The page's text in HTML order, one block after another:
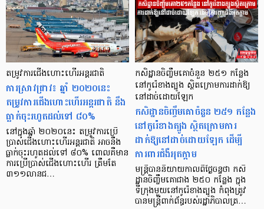
តម្រូវការ​ជើងហោះហើរអន្តរជាតិ
ការស្រាវជ្រាវ៖ ឆ្នាំ ២០២០នេះ
តម្រូវការជើងហោះហើរអន្តរជាតិ នឹង
ធ្លាក់ចុះរហូតដល់ទៅ ៨០%
នៅក្នុងឆ្នាំ ២០២០នេះ តម្រូវការប្រើ
ប្រាស់ជើងហោះហើរអន្តរជាតិ អាចនឹង
ធ្លាក់ចុះរហូតដល់ទៅ ៨០% ពោលគឺមាន
ការប្រើប្រាស់ជើងហោះហើរ ត្រឹមតែ
៣១១លានជ…
កសិដ្ឋានចិញ្ចឹមគោចំនួន ២៥១ កន្លែង
នៅកូរ៉េខាងត្បូង ស្ថិតក្រោមការដាក់ឱ្យ
នៅដាច់ដោយឡែក
កសិដ្ឋានចិញ្ចឹមគោចំនួន ២៥១ កន្លែង
នៅកូរ៉េខាងត្បូង ស្ថិតក្រោមការ
ដាក់ឱ្យនៅដាច់ដោយឡែក ដើម្បី
ការពារជំងឺអុតក្ដាម
មន្ត្រីបាននិយាយកាលពីថ្ងៃចន្ទថា កសិ
ដ្ឋានចិញ្ចឹមគោជាង ២៥០ កន្លែង ក្នុង
ទីក្រុងមួយនៅកូរ៉េខាងត្បូង កំពុងត្រូវ
បានមន្ត្រីពាក់ព័ន្ធរបស់រដ្ឋាភិបាលត្រ…